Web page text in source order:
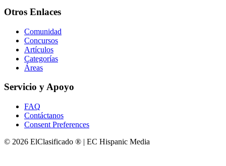
Otros Enlaces
Comunidad
Concursos
Artículos
Categorías
Áreas
Servicio y Apoyo
FAQ
Contáctanos
Consent Preferences
© 2026 ElClasificado ® | EC Hispanic Media